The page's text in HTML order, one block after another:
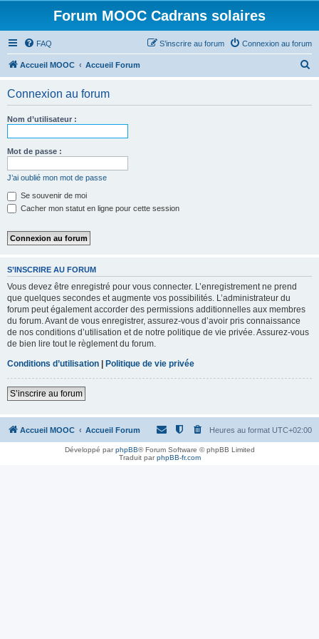
Forum MOOC Cadrans solaires
FAQ Connexion au forum
S’inscrire au forum
Accueil MOOC Accueil Forum
Connexion au forum
Nom d’utilisateur :
Mot de passe :
J’ai oublié mon mot de passe
Se souvenir de moi
Cacher mon statut en ligne pour cette session
S’INSCRIRE AU FORUM
Vous devez être enregistré pour vous connecter. L’enregistrement ne prend
que quelques secondes et augmente vos possibilités. L’administrateur du
forum peut également accorder des permissions additionnelles aux membres
du forum. Avant de vous enregistrer, assurez-vous d’avoir pris connaissance
de nos conditions d’utilisation et de notre politique de vie privée. Assurez-vous
de bien lire tout le règlement du forum.
Conditions d’utilisation | Politique de vie privée
S’inscrire au forum
Accueil MOOC Accueil Forum Heures au format UTC+02:00
Développé parphpBB® Forum Software © phpBB Limited
Traduit parphpBB-fr.com